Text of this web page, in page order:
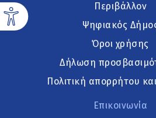
Περιβάλλον
Ψηφιακός
Όροι χρήσης
Δήλωση
Πολιτική απορρήτου
Επικοινωνία